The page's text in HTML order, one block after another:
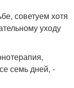
советуем хотя
уходу
семь дней, -